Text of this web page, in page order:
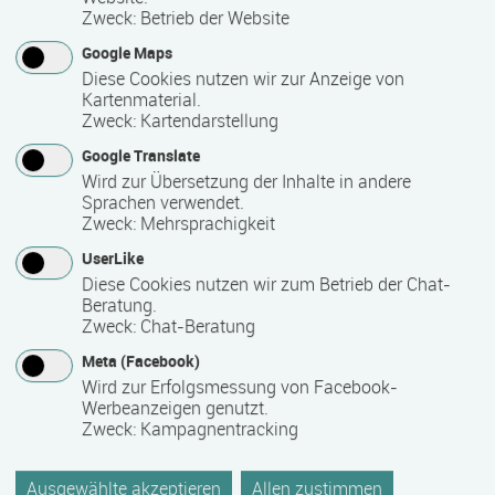
Ich bin zertifizierter MBSR und Qi Gong Lehrer.
Kontakt
Zweck: Betrieb der Website
Google Maps
Diese Cookies nutzen wir zur Anzeige von
Kartenmaterial.
Zweck: Kartendarstellung
Google Translate
Wird zur Übersetzung der Inhalte in andere
Sprachen verwendet.
Zweck: Mehrsprachigkeit
UserLike
Diese Cookies nutzen wir zum Betrieb der Chat-
Beratung.
Zweck: Chat-Beratung
Meta (Facebook)
Wird zur Erfolgsmessung von Facebook-
Werbeanzeigen genutzt.
Zweck: Kampagnentracking
Ausgewählte akzeptieren Allen zustimmen